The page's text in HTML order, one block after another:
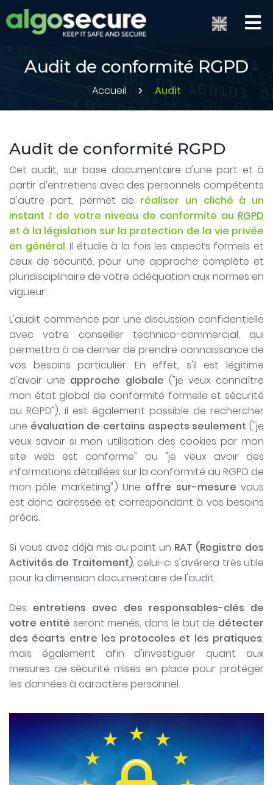
Audit de conformité RGPD
Accueil Audit
Audit de conformité RGPD
Cet audit, sur base documentaire d'une part et à
partir d'entretiens avec des personnels compétents
d'autre part, permet de réaliser un cliché à un
instant tde votre niveau de conformité au RGPD
et à la législation sur la protection de la vie privée
en général. Il étudie à la fois les aspects formels et
ceux de sécurité, pour une approche complète et
pluridisciplinaire de votre adéquation aux normes en
vigueur.
L'audit commence par une discussion confidentielle
avec votre conseiller technico-commercial, qui
permettra à ce dernier de prendre connaissance de
vos besoins particulier. En effet, s'il est légitime
d'avoir une approche globale ("je veux connaître
mon état global de conformité formelle et sécurité
au RGPD"), il est également possible de rechercher
une évaluation de certains aspects seulement ("je
veux savoir si mon utilisation des cookies par mon
site web est conforme" ou "je veux avoir des
informations détaillées sur la conformité au RGPD de
mon pôle marketing".) Une offre sur-mesure vous
est donc adressée et correspondant à vos besoins
précis.
Si vous avez déjà mis au point un RAT (Registre des
Activités de Traitement), celui-ci s'avérera très utile
pour la dimension documentaire de l'audit.
Des entretiens avec des responsables-clés de
votre entité seront menés, dans le but de détecter
des écarts entre les protocoles et les pratiques,
mais également afin d'investiguer quant aux
mesures de sécurité mises en place pour protéger
les données à caractère personnel.